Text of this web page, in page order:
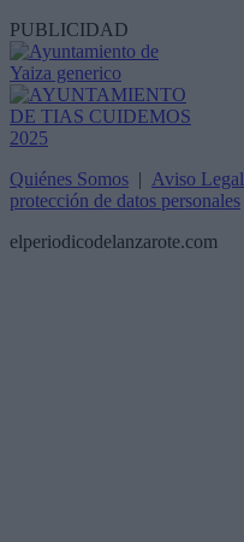
PUBLICIDAD
Quiénes Somos | Aviso Legal
protección de datos personales
elperiodicodelanzarote.com